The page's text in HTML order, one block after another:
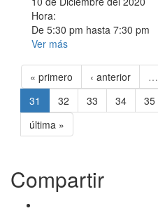
Hora:
De 5:30 pm hasta 7:30 pm
Ver más
« primero ‹ anterior …
31
32 33 34 35
última »
Compartir